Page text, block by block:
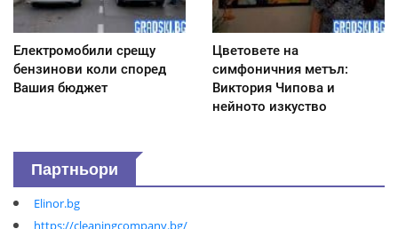
Електромобили срещу
бензинови коли според
Вашия бюджет
Цветовете на
симфоничния метъл:
Виктория Чипова и
нейното изкуство
Партньори
Elinor.bg
https://cleaningcompany.bg/